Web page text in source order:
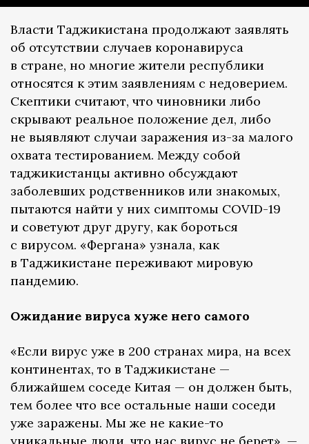
Власти Таджикистана продолжают заявлять
об отсутствии случаев коронавируса
в стране, но многие жители республики
относятся к этим заявлениям с недоверием.
Скептики считают, что чиновники либо
скрывают реальное положение дел, либо
не выявляют случаи заражения из-за малого
охвата тестированием. Между собой
таджикистанцы активно обсуждают
заболевших родственников или знакомых,
пытаются найти у них симптомы COVID-19
и советуют друг другу, как бороться
с вирусом. «Фергана» узнала, как
в Таджикистане переживают мировую
пандемию.
Ожидание вируса хуже него самого
«Если вирус уже в 200 странах мира, на всех
континентах, то в Таджикистане —
ближайшем соседе Китая — он должен быть,
тем более что все остальные наши соседи
уже заражены. Мы же не какие-то